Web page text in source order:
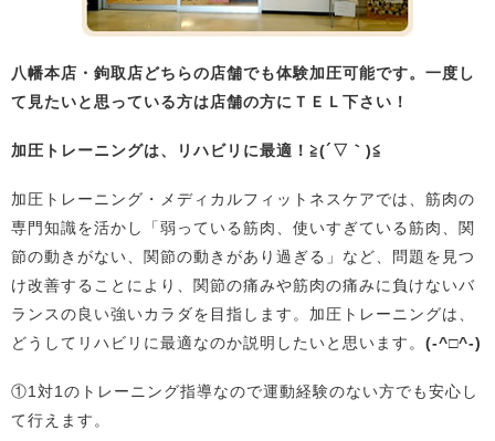
八幡本店・鉤取店どちらの店舗でも体験加圧可能です。一度し
て見たいと思っている方は店舗の方にＴＥＬ下さい！
加圧トレーニングは、リハビリに最適！≧(´▽｀)≦
加圧トレーニング・メディカルフィットネスケアでは、筋肉の
専門知識を活かし「弱っている筋肉、使いすぎている筋肉、関
節の動きがない、関節の動きがあり過ぎる」など、問題を見つ
け改善することにより、関節の痛みや筋肉の痛みに負けないバ
ランスの良い強いカラダを目指します。加圧トレーニングは、
どうしてリハビリに最適なのか説明したいと思います。 (-^□^-)
①1対1のトレーニング指導なので運動経験のない方でも安心し
て行えます。